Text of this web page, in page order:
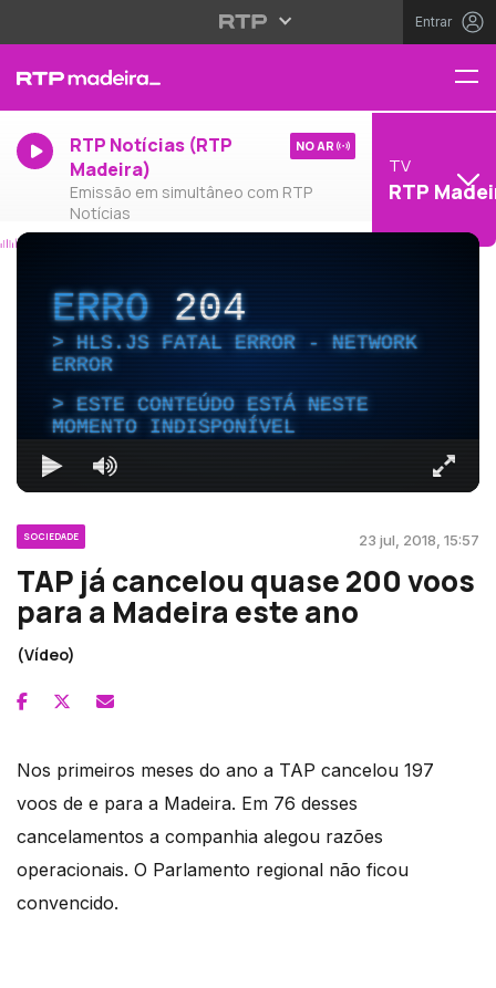
Entrar
RTP Notícias (RTP
Madeira)
Emissão em simultâneo com RTP
Notícias
NO AR
TV
RTP
ERRO204
HLS.JS FATAL ERROR - NETWORK
ERROR
ESTE CONTEÚDO ESTÁ NESTE
MOMENTO INDISPONÍVEL
SOCIEDADE 23 jul, 2018, 15:57
TAP já cancelou quase 200 voos
para a Madeira este ano
(Vídeo)
Nos primeiros meses do ano a TAP cancelou 197
voos de e para a Madeira. Em 76 desses
cancelamentos a companhia alegou razões
operacionais. O Parlamento regional não ficou
convencido.